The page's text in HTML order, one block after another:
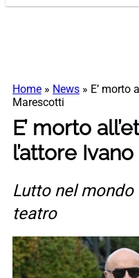
Home » News » E’ morto
Marescotti
E’ morto
l’attore
Lutto nel
teatro